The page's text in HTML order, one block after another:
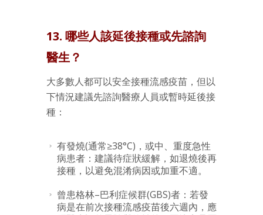
13. 哪些人該延後接種或先諮詢
醫生？
大多數人都可以安全接種流感疫苗，但以
下情況建議先諮詢醫療人員或暫時延後接
種：
有發燒(通常≥38°C)，或中、重度急性
病患者：建議待症狀緩解，如退燒後再
接種，以避免混淆病因或加重不適。
曾患格林–巴利症候群(GBS)者：若發
病是在前次接種流感疫苗後六週內，應